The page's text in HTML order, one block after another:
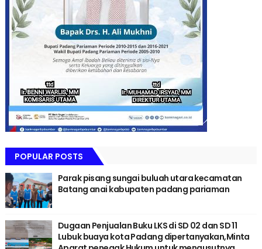
POPULAR POSTS
Parak pisang sungai buluah utara kecamatan
Batang anai kabupaten padang pariaman
Dugaan Penjualan Buku LKS di SD 02 dan SD 11
Lubuk buaya kota Padang dipertanyakan,Minta